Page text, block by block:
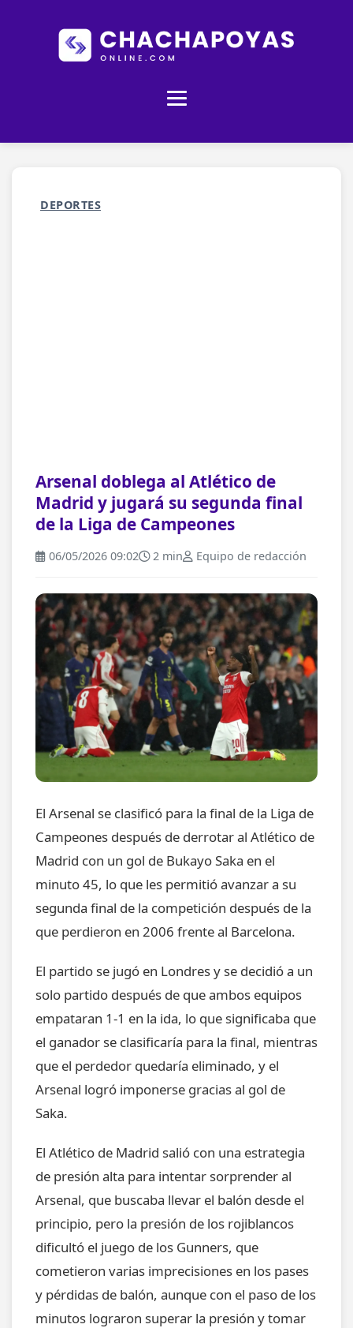
DEPORTES
Arsenal doblega al Atlético de
Madrid y jugará su segunda final
de la Liga de Campeones
06/05/2026 09:02 2 min Equipo de redacción
El Arsenal se clasificó para la final de la Liga de
Campeones después de derrotar al Atlético de
Madrid con un gol de Bukayo Saka en el
minuto 45, lo que les permitió avanzar a su
segunda final de la competición después de la
que perdieron en 2006 frente al Barcelona.
El partido se jugó en Londres y se decidió a un
solo partido después de que ambos equipos
empataran 1-1 en la ida, lo que significaba que
el ganador se clasificaría para la final, mientras
que el perdedor quedaría eliminado, y el
Arsenal logró imponerse gracias al gol de
Saka.
El Atlético de Madrid salió con una estrategia
de presión alta para intentar sorprender al
Arsenal, que buscaba llevar el balón desde el
principio, pero la presión de los rojiblancos
dificultó el juego de los Gunners, que
cometieron varias imprecisiones en los pases
y pérdidas de balón, aunque con el paso de los
minutos lograron superar la presión y tomar